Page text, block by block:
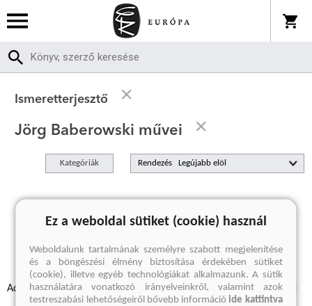
Ismeretterjesztő
Jörg Baberowski művei
Kategóriák Rendezés
A keresett kifejezésre nincs találat
Adatvédelmi szabályzatok Elállási felmondási nyilatkozat
Ez a weboldal sütiket (cookie) használ
Weboldalunk tartalmának személyre szabott megjelenítése
és a böngészési élmény biztosítása érdekében sütiket
(cookie), illetve egyéb technológiákat alkalmazunk. A sütik
használatára vonatkozó irányelveinkről, valamint azok
testreszabási lehetőségeiről bővebb információide kattintva